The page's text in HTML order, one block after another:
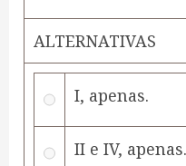
ALTERNATIVAS
I, apenas.
II e IV, apenas.